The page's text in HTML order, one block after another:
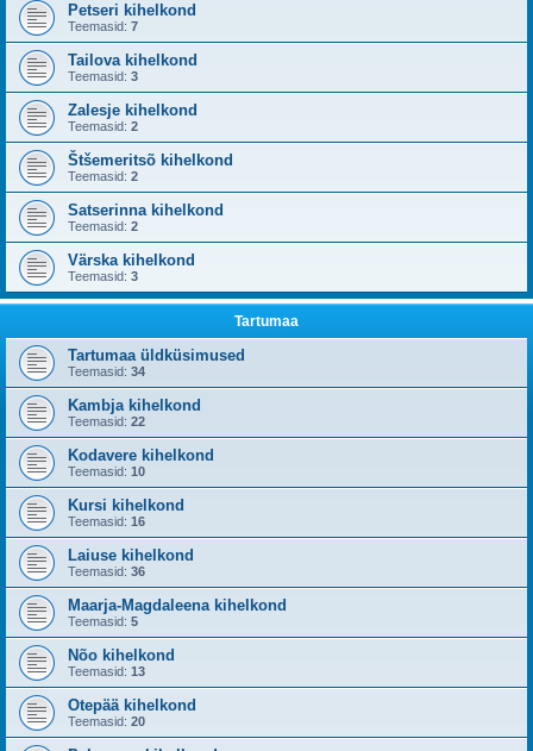
Petseri kihelkond
Teemasid: 7
Tailova kihelkond
Teemasid: 3
Zalesje kihelkond
Teemasid: 2
Štšemeritsõ kihelkond
Teemasid: 2
Satserinna kihelkond
Teemasid: 2
Värska kihelkond
Teemasid: 3
Tartumaa
Tartumaa üldküsimused
Teemasid: 34
Kambja kihelkond
Teemasid: 22
Kodavere kihelkond
Teemasid: 10
Kursi kihelkond
Teemasid: 16
Laiuse kihelkond
Teemasid: 36
Maarja-Magdaleena kihelkond
Teemasid: 5
Nõo kihelkond
Teemasid: 13
Otepää kihelkond
Teemasid: 20